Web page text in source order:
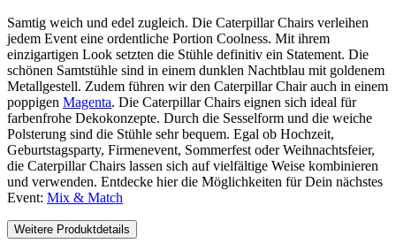
Samtig weich und edel zugleich. Die Caterpillar Chairs verleihen
jedem Event eine ordentliche Portion Coolness. Mit ihrem
einzigartigen Look setzten die Stühle definitiv ein Statement. Die
schönen Samtstühle sind in einem dunklen Nachtblau mit goldenem
Metallgestell. Zudem führen wir den Caterpillar Chair auch in einem
poppigen Magenta. Die Caterpillar Chairs eignen sich ideal für
farbenfrohe Dekokonzepte. Durch die Sesselform und die weiche
Polsterung sind die Stühle sehr bequem. Egal ob Hochzeit,
Geburtstagsparty, Firmenevent, Sommerfest oder Weihnachtsfeier,
die Caterpillar Chairs lassen sich auf vielfältige Weise kombinieren
und verwenden. Entdecke hier die Möglichkeiten für Dein nächstes
Event: Mix & Match
Weitere Produktdetails